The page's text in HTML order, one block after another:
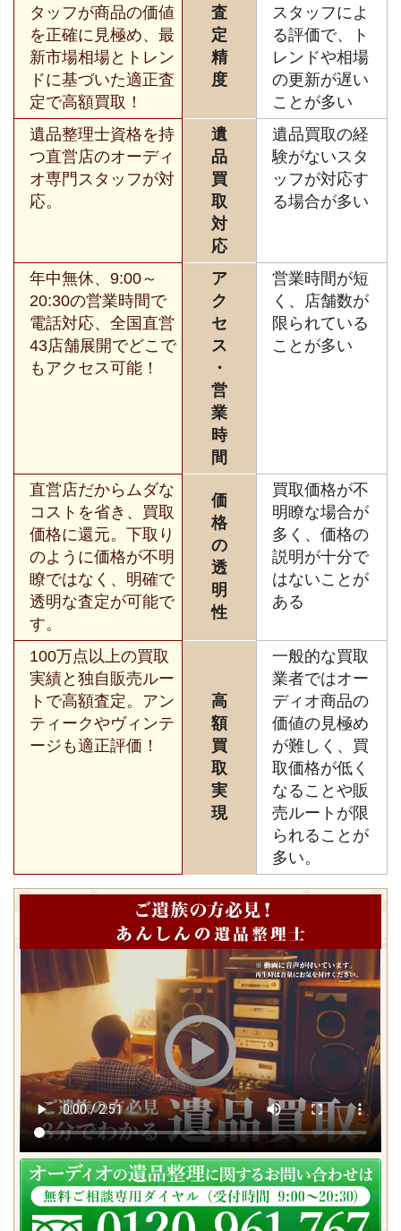
タッフが商品の価値
を正確に見極め、最
新市場相場とトレン
ドに基づいた適正査
定で高額買取！
査
定
精
度
スタッフによ
る評価で、ト
レンドや相場
の更新が遅い
ことが多い
遺品整理士資格を持
つ直営店のオーディ
オ専門スタッフが対
応。
遺
品
買
取
対
応
遺品買取の経
験がないスタ
ッフが対応す
る場合が多い
年中無休、9:00～
20:30の営業時間で
電話対応、全国直営
43店舗展開でどこで
もアクセス可能！
ア
ク
セ
ス
・
営
業
時
間
営業時間が短
く、店舗数が
限られている
ことが多い
直営店だからムダな
コストを省き、買取
価格に還元。下取り
のように価格が不明
瞭ではなく、明確で
透明な査定が可能で
す。
価
格
の
透
明
性
買取価格が不
明瞭な場合が
多く、価格の
説明が十分で
はないことが
ある
100万点以上の買取
実績と独自販売ルー
トで高額査定。アン
ティークやヴィンテ
ージも適正評価！
高
額
買
取
実
現
一般的な買取
業者ではオー
ディオ商品の
価値の見極め
が難しく、買
取価格が低く
なることや販
売ルートが限
られることが
多い。